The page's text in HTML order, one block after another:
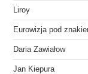
Liroy
Eurowizja pod
Daria Zawiałow
Jan Kiepura